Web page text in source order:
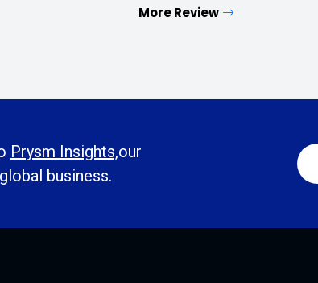
More Review
Prysm Insights,our
business.